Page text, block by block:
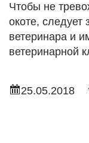
Чтобы не
окоте, следует
ветеринара и
ветеринарной
25.05.2018